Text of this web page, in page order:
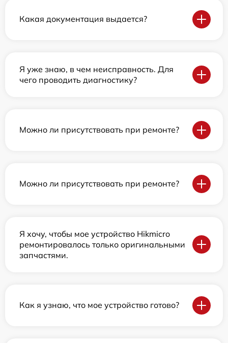
Какая документация выдается?
Я уже знаю, в чем неисправность. Для
чего проводить диагностику?
Можно ли присутствовать при ремонте?
Можно ли присутствовать при ремонте?
Я хочу, чтобы мое устройство Hikmicro
ремонтировалось только оригинальными
запчастями.
Как я узнаю, что мое устройство готово?